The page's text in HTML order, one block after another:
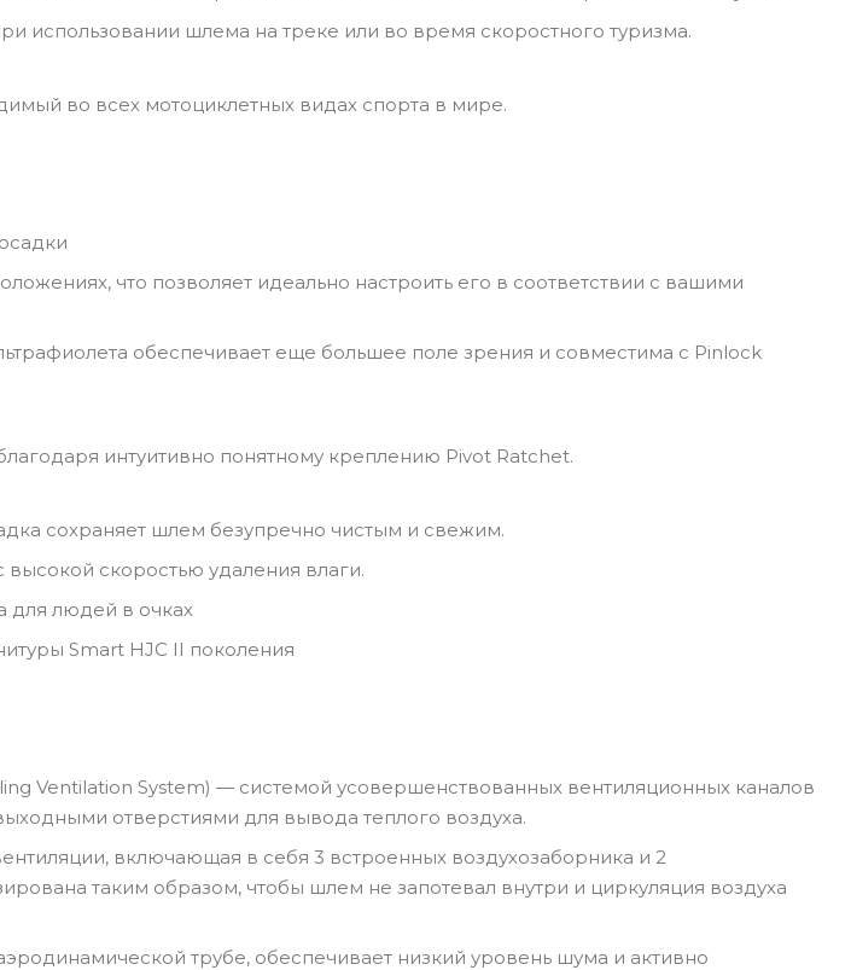
использовании шлема на треке или во время скоростного туризма.
во всех мотоциклетных видах спорта в мире.
что позволяет идеально настроить его в соответствии с вашими
обеспечивает еще большее поле зрения и совместима с Pinlock
интуитивно понятному креплению Pivot Ratchet.
сохраняет шлем безупречно чистым и свежим.
высокой скоростью удаления влаги.
для людей в очках
Smart HJC II поколения
Ventilation System) — системой усовершенствованных вентиляционных каналов
отверстиями для вывода теплого воздуха.
включающая в себя 3 встроенных воздухозаборника и 2
таким образом, чтобы шлем не запотевал внутри и циркуляция воздуха
трубе, обеспечивает низкий уровень шума и активно